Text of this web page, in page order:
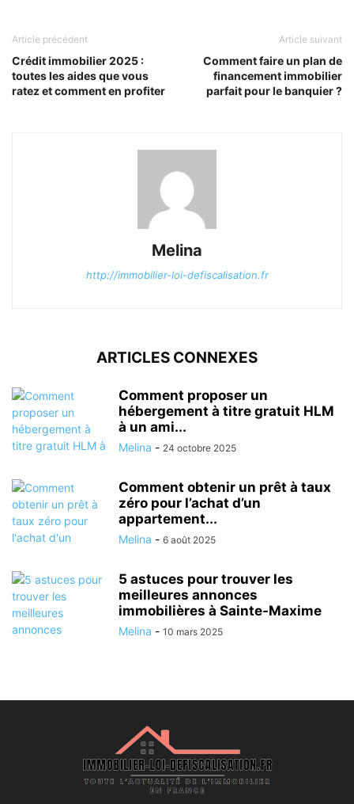
Article précédent
Crédit immobilier 2025 :
toutes les aides que vous
ratez et comment en profiter
Article suivant
Comment faire un plan de
financement immobilier
parfait pour le banquier ?
Melina
http://immobilier-loi-defiscalisation.fr
ARTICLES CONNEXES
Comment proposer un
hébergement à titre gratuit HLM
à un ami...
Melina - 24 octobre 2025
Comment obtenir un prêt à taux
zéro pour l’achat d’un
appartement...
Melina - 6 août 2025
5 astuces pour trouver les
meilleures annonces
immobilières à Sainte-Maxime
Melina - 10 mars 2025